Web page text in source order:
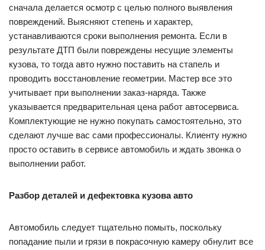
сначала делается осмотр с целью полного выявления
повреждений. Выясняют степень и характер,
устанавливаются сроки выполнения ремонта. Если в
результате ДТП были повреждены несущие элементы
кузова, то тогда авто нужно поставить на стапель и
проводить восстановление геометрии. Мастер все это
учитывает при выполнении заказ-наряда. Также
указывается предварительная цена работ автосервиса.
Комплектующие не нужно покупать самостоятельно, это
сделают лучше вас сами профессионалы. Клиенту нужно
просто оставить в сервисе автомобиль и ждать звонка о
выполнении работ.
Разбор деталей и дефектовка кузова авто
Автомобиль следует тщательно помыть, поскольку
попадание пыли и грязи в покрасочную камеру обнулит все